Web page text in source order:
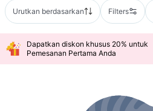
Urutkan berdasarkan Filters
Dapatkan diskon khusus 20% untuk
Pemesanan Pertama Anda